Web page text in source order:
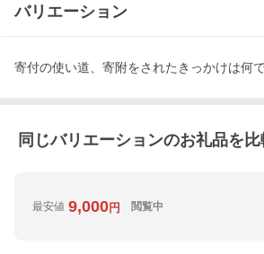
バリエーション
寄付の使い道、寄附をされたきっかけは何で
同じバリエーションのお礼品を比
最安値 9,000円 閲覧中